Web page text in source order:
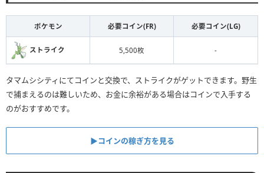
ポケモン 必要コイン(FR) 必要コイン(LG)
ストライク 5,500枚 -
タマムシシティにてコインと交換で、ストライクがゲットできます。野生
で捕まえるのは難しいため、お金に余裕がある場合はコインで入手する
のがおすすめです。
▶︎コインの稼ぎ方を見る